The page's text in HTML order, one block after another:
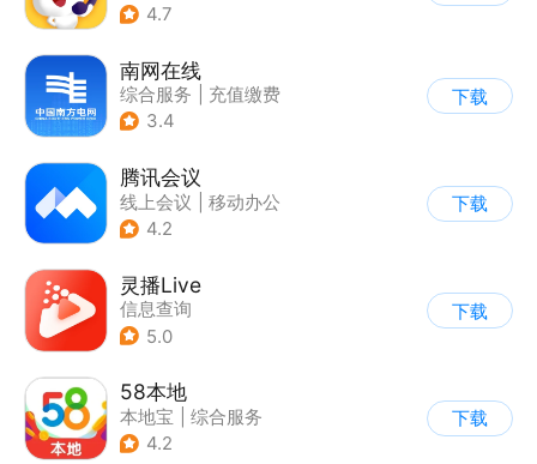
4.7
南网在线
综合服务
充值缴费
3.4
下载
腾讯会议
线上会议
移动办公
4.2
下载
灵播Live
信息查询
5.0
下载
58本地
本地宝
综合服务
4.2
下载